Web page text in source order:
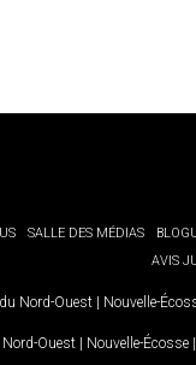
SALLE DES MÉDIAS
AVIS
Nord-Ouest | Nouvelle-
Ouest | Nouvelle-Écosse |